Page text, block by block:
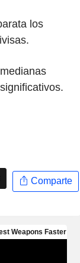
los
Comparte